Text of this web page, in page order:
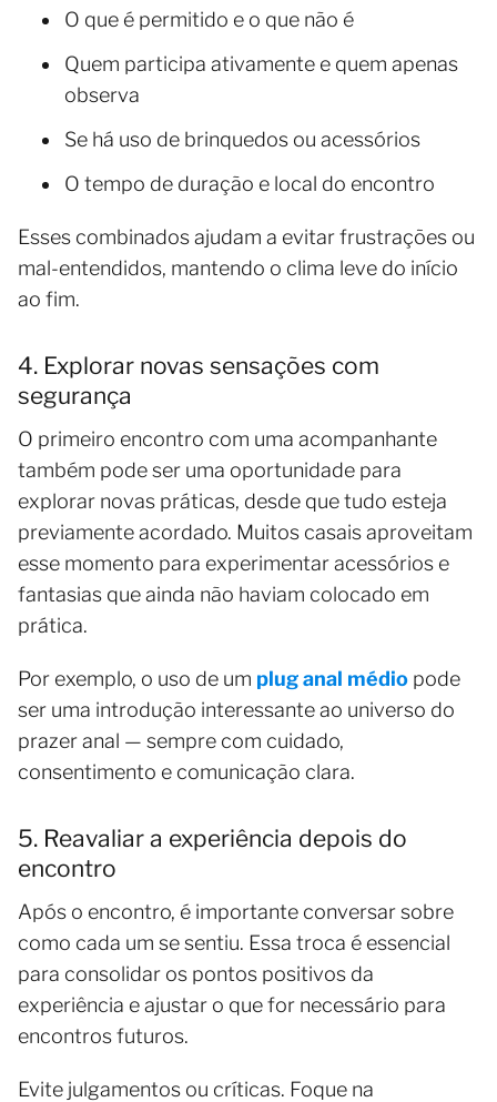
O que é permitido e o que não é
Quem participa ativamente e quem apenas
observa
Se há uso de brinquedos ou acessórios
O tempo de duração e local do encontro
Esses combinados ajudam a evitar frustrações ou
mal-entendidos, mantendo o clima leve do início
ao fim.
4. Explorar novas sensações com
segurança
O primeiro encontro com uma acompanhante
também pode ser uma oportunidade para
explorar novas práticas, desde que tudo esteja
previamente acordado. Muitos casais aproveitam
esse momento para experimentar acessórios e
fantasias que ainda não haviam colocado em
prática.
Por exemplo, o uso de um plug anal médio pode
ser uma introdução interessante ao universo do
prazer anal — sempre com cuidado,
consentimento e comunicação clara.
5. Reavaliar a experiência depois do
encontro
Após o encontro, é importante conversar sobre
como cada um se sentiu. Essa troca é essencial
para consolidar os pontos positivos da
experiência e ajustar o que for necessário para
encontros futuros.
Evite julgamentos ou críticas. Foque na